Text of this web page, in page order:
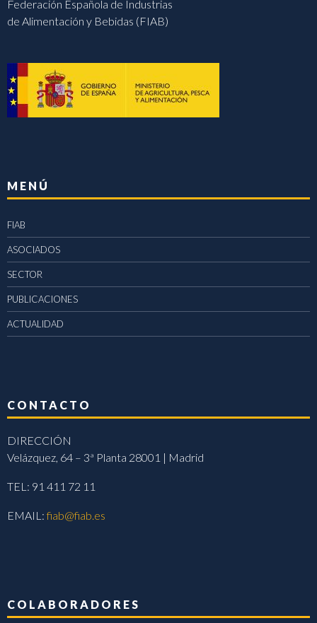
Federación Española de Industrias
de Alimentación y Bebidas (FIAB)
MENÚ
FIAB
ASOCIADOS
SECTOR
PUBLICACIONES
ACTUALIDAD
CONTACTO
DIRECCIÓN
Velázquez, 64 – 3ª Planta 28001 | Madrid
TEL: 91 411 72 11
EMAIL:fiab@fiab.es
COLABORADORES